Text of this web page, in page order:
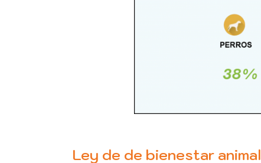
Ley de de bienestar animal